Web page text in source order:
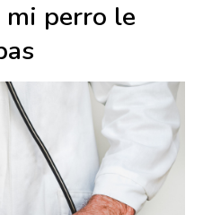
mi perro le